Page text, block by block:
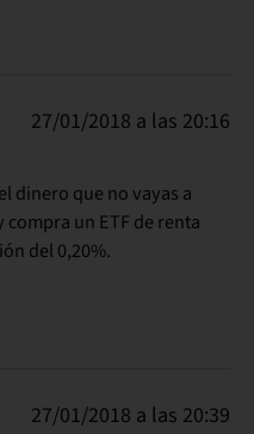
27/01/2018 a las 20:16
dinero que no vayas a
un ETF de renta
del 0,20%.
27/01/2018 a las 20:39